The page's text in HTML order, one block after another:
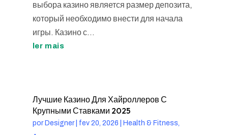
выбора казино является размер депозита,
который необходимо внести для начала
игры. Казино с...
ler mais
Лучшие Казино Для Хайроллеров С
Крупными Ставками 2025
porDesigner| fev 20, 2026
Health & Fitness,